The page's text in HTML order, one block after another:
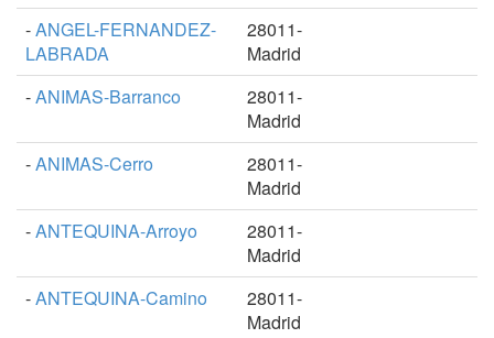
-ANGEL-FERNANDEZ-
LABRADA
28011-
Madrid
-ANIMAS-Barranco
28011-
Madrid
-ANIMAS-Cerro
28011-
Madrid
-ANTEQUINA-Arroyo
28011-
Madrid
-ANTEQUINA-Camino
28011-
Madrid